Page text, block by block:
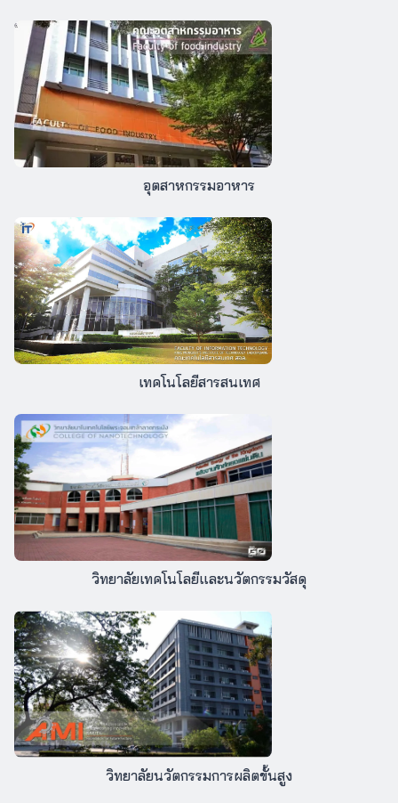
อุตสาหกรรมอาหาร
เทคโนโลยีสารสนเทศ
วิทยาลัยเทคโนโลยีและนวัตกรรมวัสดุ
วิทยาลัยนวัตกรรมการผลิตขั้นสูง